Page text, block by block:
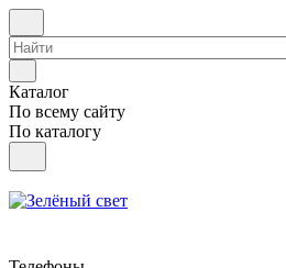
Каталог
По всему сайту
По каталогу